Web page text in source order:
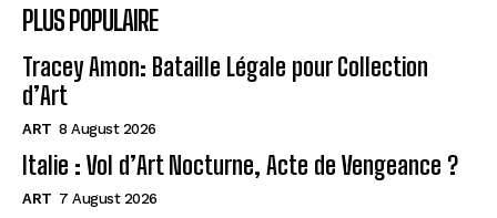
PLUS POPULAIRE
Tracey Amon: Bataille Légale pour Collection
d’Art
ART 8 August 2026
Italie : Vol d’Art Nocturne, Acte de Vengeance ?
ART 7 August 2026